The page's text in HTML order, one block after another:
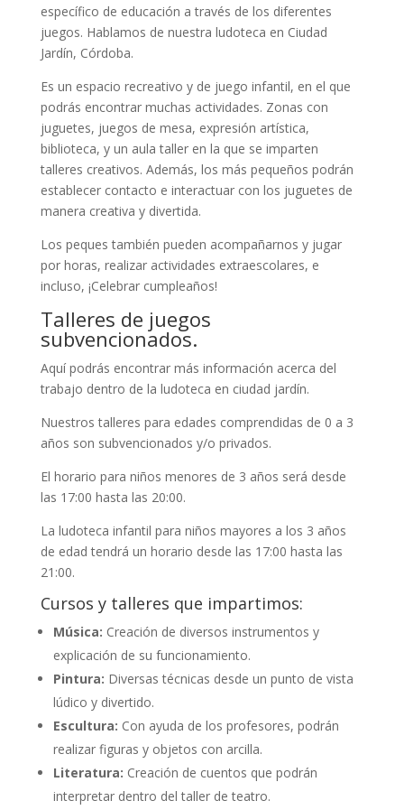
específico de educación a través de los diferentes
juegos. Hablamos de nuestra ludoteca en Ciudad
Jardín, Córdoba.
Es un espacio recreativo y de juego infantil, en el que
podrás encontrar muchas actividades. Zonas con
juguetes, juegos de mesa, expresión artística,
biblioteca, y un aula taller en la que se imparten
talleres creativos. Además, los más pequeños podrán
establecer contacto e interactuar con los juguetes de
manera creativa y divertida.
Los peques también pueden acompañarnos y jugar
por horas, realizar actividades extraescolares, e
incluso, ¡Celebrar cumpleaños!
Talleres de juegos
subvencionados.
Aquí podrás encontrar más información acerca del
trabajo dentro de la ludoteca en ciudad jardín.
Nuestros talleres para edades comprendidas de 0 a 3
años son subvencionados y/o privados.
El horario para niños menores de 3 años será desde
las 17:00 hasta las 20:00.
La ludoteca infantil para niños mayores a los 3 años
de edad tendrá un horario desde las 17:00 hasta las
21:00.
Cursos y talleres que impartimos:
Música: Creación de diversos instrumentos y
explicación de su funcionamiento.
Pintura: Diversas técnicas desde un punto de vista
lúdico y divertido.
Escultura: Con ayuda de los profesores, podrán
realizar figuras y objetos con arcilla.
Literatura: Creación de cuentos que podrán
interpretar dentro del taller de teatro.